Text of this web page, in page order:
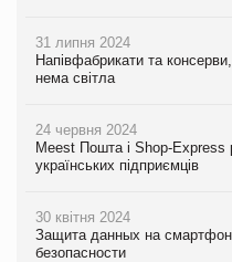
31 липня 2024
Напівфабрикати та
нема світла
24 червня 2024
Meest Пошта і Shop-
українських підприємців
30 квітня 2024
Защита данных на
безопасности